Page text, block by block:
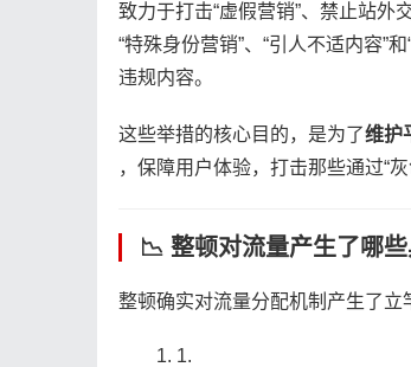
致力于打击“虚假营销”、禁止站外
“特殊身份营销”、“引人不适内容”
违规内容。
这些举措的核心目的，是为了​维护
，保障用户体验，打击那些通过“
📉 整顿对流量产生了哪些
整顿确实对流量分配机制产生了立
1.